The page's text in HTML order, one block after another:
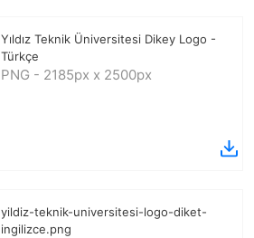
Yıldız Teknik Üniversitesi Dikey Logo -
Türkçe
PNG - 2185px x 2500px
yildiz-teknik-universitesi-logo-diket-
ingilizce.png